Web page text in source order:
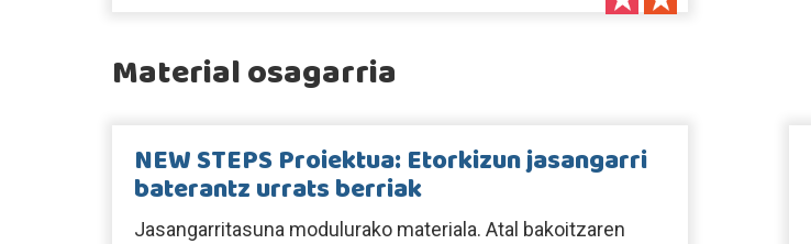
Material osagarria
NEW STEPS Proiektua: Etorkizun jasangarri
baterantz urrats berriak
Jasangarritasuna modulurako materiala. Atal bakoitzaren